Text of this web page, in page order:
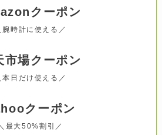
クーポン
腕時計に使える／
市場クーポン
本日だけ使える／
クーポン
最大50%割引／